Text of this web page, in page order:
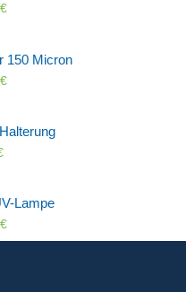
150 Micron
Lampe